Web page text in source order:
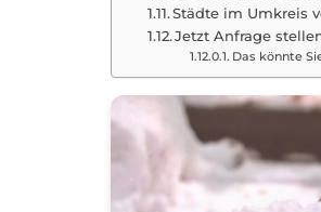
Städte im Umkreis
Jetzt Anfrage
Das könnte